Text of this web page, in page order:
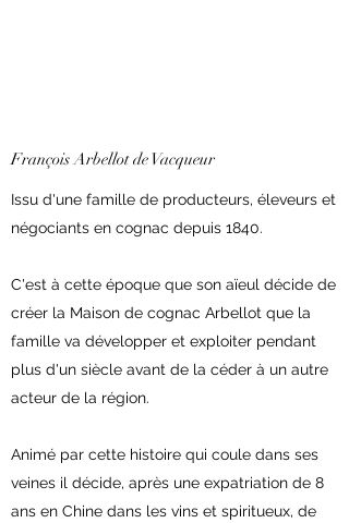
François Arbellot de Vacqueur
Issu d'une famille de producteurs, éleveurs et
négociants en cognac depuis 1840.
C'est à cette époque que son aïeul décide de
créer la Maison de cognac Arbellot que la
famille va développer et exploiter pendant
plus d'un siècle avant de la céder à un autre
acteur de la région.
Animé par cette histoire qui coule dans ses
veines il décide, après une expatriation de 8
ans en Chine dans les vins et spiritueux, de